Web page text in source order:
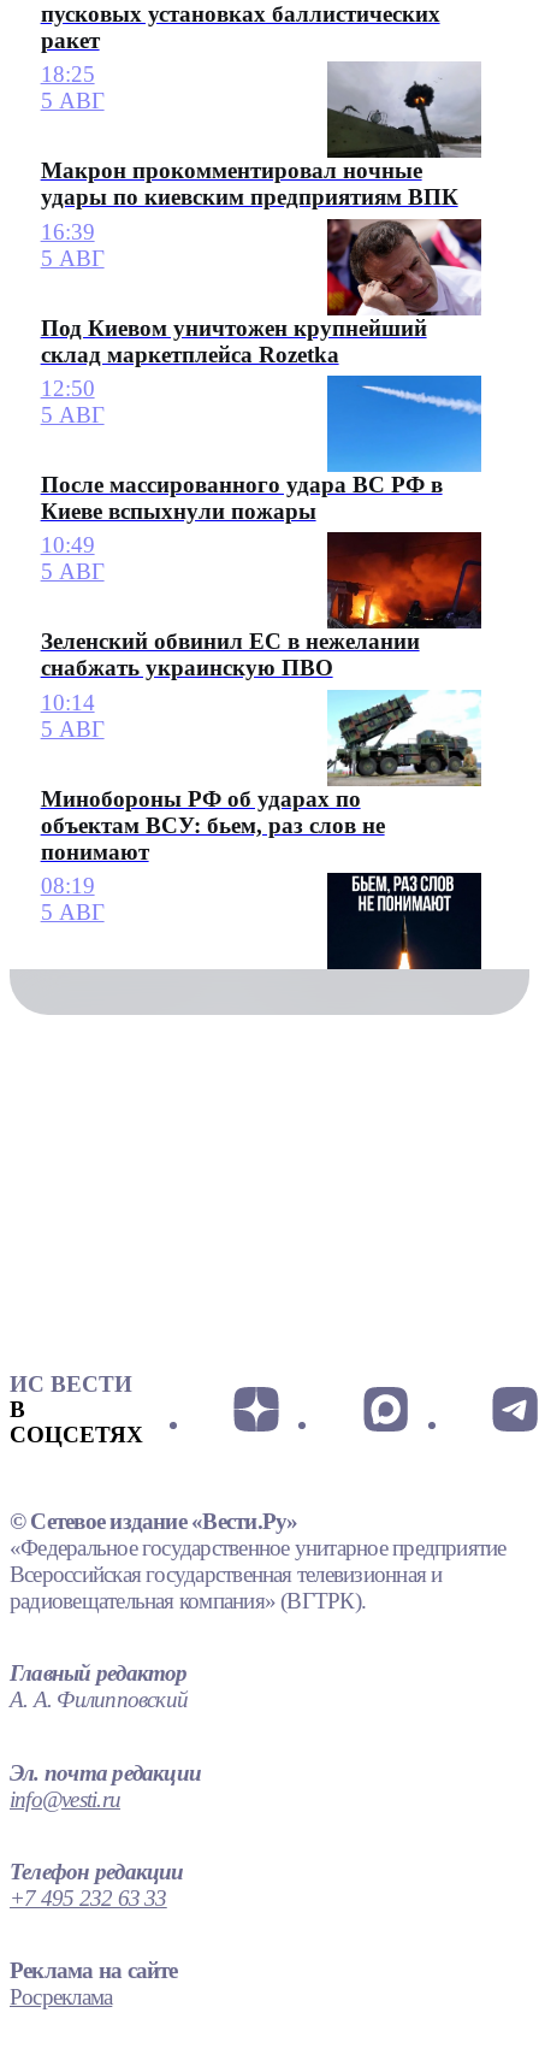
пусковых установках баллистических
ракет
18:25
5 АВГ
Макрон прокомментировал ночные
удары по киевским предприятиям ВПК
16:39
5 АВГ
Под Киевом уничтожен крупнейший
склад маркетплейса Rozetka
12:50
5 АВГ
После массированного удара ВС РФ в
Киеве вспыхнули пожары
10:49
5 АВГ
Зеленский обвинил ЕС в нежелании
снабжать украинскую ПВО
10:14
5 АВГ
Минобороны РФ об ударах по
объектам ВСУ: бьем, раз слов не
понимают
08:19
5 АВГ
ИС ВЕСТИ
В
СОЦСЕТЯХ
© Сетевое издание «Вести.Ру»
«Федеральное государственное унитарное предприятие
Всероссийская государственная телевизионная и
радиовещательная компания» (ВГТРК).
Главный редактор
А. А. Филипповский
Эл. почта редакции
info@vesti.ru
Телефон редакции
+7 495 232 63 33
Реклама на сайте
Росреклама